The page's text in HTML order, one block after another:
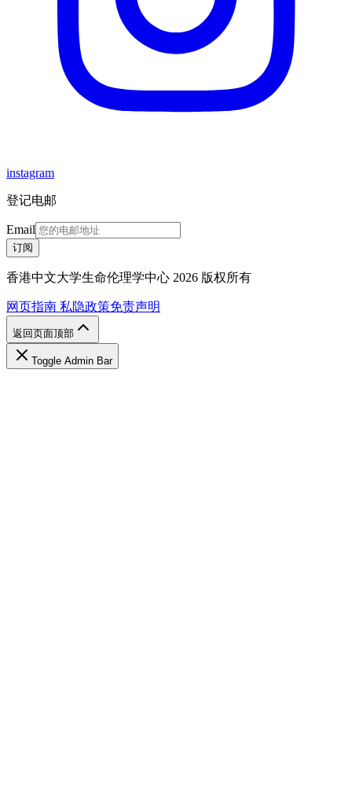
instagram
登记电邮
Email
订阅
香港中文大学生命伦理学中心 2026 版权所有
网页指南 私隐政策免责声明
返回页面顶部
Toggle Admin Bar